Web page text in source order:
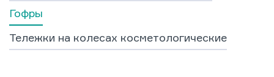
Гофры
Тележки на колесах косметологические